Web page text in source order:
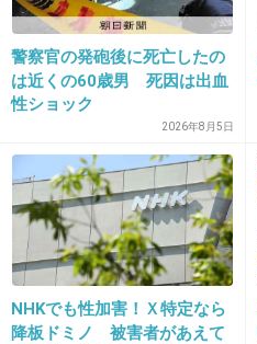
34. 匿名 2019/01/13(日) 15:35:05
韓国のバンドマンと熱愛
出典：i2.wp.com
出典：i2.wp.com
警察官の発砲後に死亡したの
は近くの60歳男 死因は出血
性ショック
2026年8月5日
NHKでも性加害！Ｘ特定なら
降板ドミノ 被害者があえて